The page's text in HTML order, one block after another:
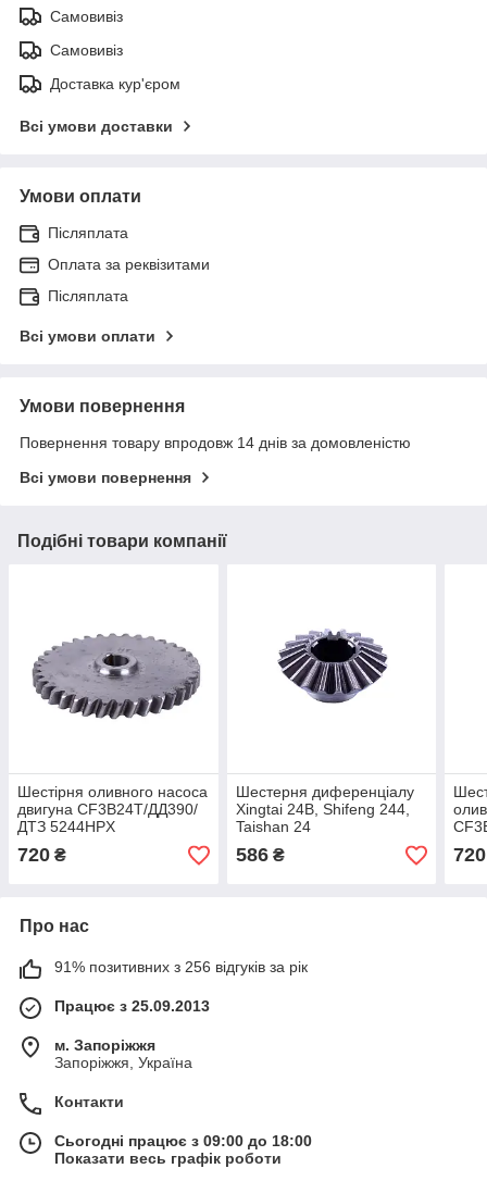
Самовивіз
Самовивіз
Доставка кур'єром
Всі умови доставки
Умови оплати
Післяплата
Оплата за реквізитами
Післяплата
Всі умови оплати
Умови повернення
Повернення товару впродовж 14 днів за домовленістю
Всі умови повернення
Подібні товари компанії
Шестірня оливного насоса
двигуна СF3B24T/ДД390/
ДТЗ 5244HPX
720 ₴
Шестерня диференціалу
Xingtai 24B, Shifeng 244,
Taishan 24
586₴ 720
Про нас
91% позитивних з 256 відгуків за рік
Працює з 25.09.2013
м. Запоріжжя
Запоріжжя, Україна
Контакти
Сьогодні працює з 09:00 до 18:00
Показати весь графік роботи